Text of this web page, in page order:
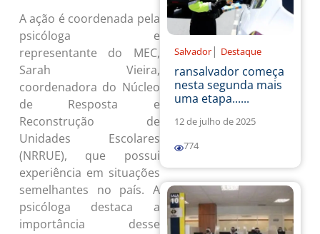
A ação é coordenada pela
psicóloga e
representante do MEC,
Sarah Vieira,
coordenadora do Núcleo
de Resposta e
Reconstrução de
Unidades Escolares
(NRRUE), que possui
experiência em situações
semelhantes no país. A
psicóloga destaca a
importância desse
Salvador | Destaque
ransalvador começa
nesta segunda mais
uma etapa......
12 de julho de 2025
774